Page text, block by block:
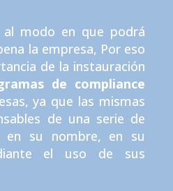
al modo en que podrá
la empresa, Por eso
de la instauración
de compliance
ya que las mismas
de una serie de
en su nombre, en su
el uso de sus